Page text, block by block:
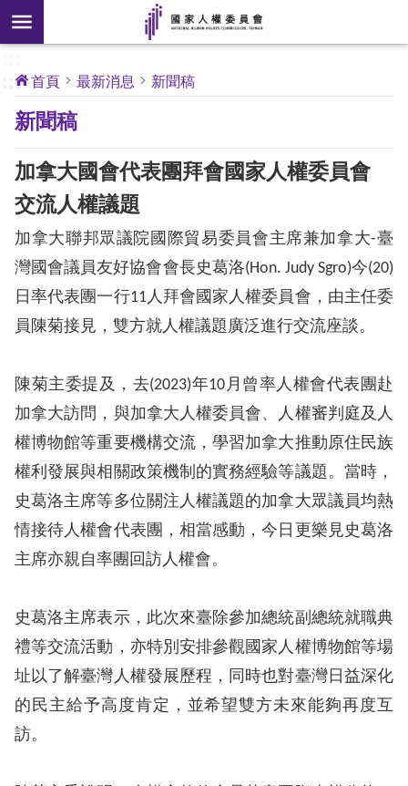
前往主要內容區塊
搜
尋
開
新
]
核
心
人
權
公
約
關
於
本
會
消
息
人
業
務
心
人
權
公
約
:::
首頁 最新消息 新聞稿
新聞稿
加拿大國會代表團拜會國家人權委員會
交流人權議題
加拿大聯邦眾議院國際貿易委員會主席兼加拿大-臺
灣國會議員友好協會會長史葛洛(Hon. Judy Sgro)今(20)
日率代表團一行11人拜會國家人權委員會，由主任委
員陳菊接見，雙方就人權議題廣泛進行交流座談。
陳菊主委提及，去(2023)年10月曾率人權會代表團赴
加拿大訪問，與加拿大人權委員會、人權審判庭及人
權博物館等重要機構交流，學習加拿大推動原住民族
權利發展與相關政策機制的實務經驗等議題。當時，
史葛洛主席等多位關注人權議題的加拿大眾議員均熱
情接待人權會代表團，相當感動，今日更樂見史葛洛
主席亦親自率團回訪人權會。
史葛洛主席表示，此次來臺除參加總統副總統就職典
禮等交流活動，亦特別安排參觀國家人權博物館等場
址以了解臺灣人權發展歷程，同時也對臺灣日益深化
的民主給予高度肯定，並希望雙方未來能夠再度互
訪。